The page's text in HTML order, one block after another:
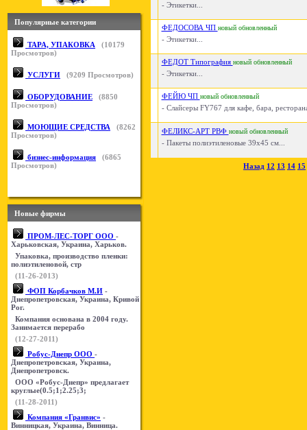
Популярные категории
ТАРА, УПАКОВКА (10179
Просмотров)
УСЛУГИ (9209 Просмотров)
ОБОРУДОВАНИЕ (8850
Просмотров)
МОЮЩИЕ СРЕДСТВА (8262
Просмотров)
бизнес-информация (6865
Просмотров)
Новые фирмы
ПРОМ-ЛЕС-ТОРГ ООО -
Харьковская, Украина, Харьков.
Упаковка, производство пленки:
полиэтиленовой, стр
(11-26-2013)
ФОП Корбачков М.И -
Днепропетровская, Украина, Кривой
Рог.
Компания основана в 2004 году.
Занимается перерабо
(12-27-2011)
Робус-Днепр ООО -
Днепропетровская, Украина,
Днепропетровск.
ООО «Робус-Днепр» предлагает
круглые(0.5;1;2.25;3;
(11-28-2011)
Компания «Гранвис» -
Винницкая, Украина, Винница.
- Этикетки...
ФЕДОСОВА ЧП новый обновленный
- Этикетки...
ФЕДОТ Типография новый обновленный
- Этикетки...
ФЕЙЮ ЧП новый обновленный
- Слайсеры FY767 для кафе, бара,
ФЕЛИКС-АРТ РВФ новый обновленный
- Пакеты полиэтиленовые 39х45 см...
Назад 12 13 14 15